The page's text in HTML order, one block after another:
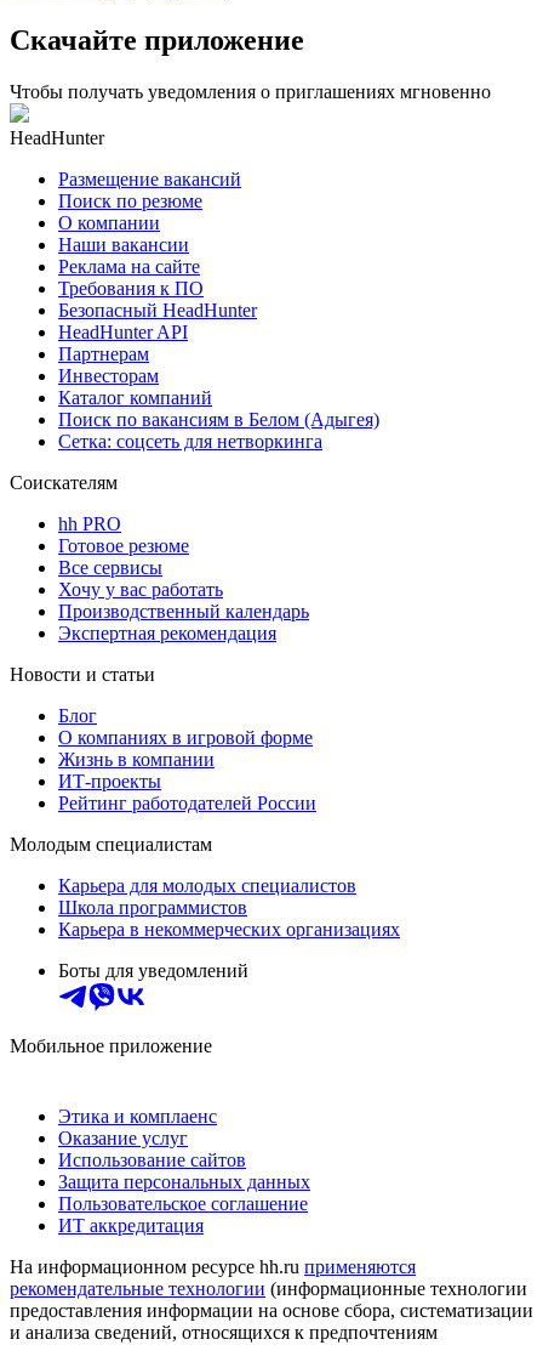
Скачайте приложение
Чтобы получать уведомления о приглашениях мгновенно
HeadHunter
Размещение вакансий
Поиск по резюме
О компании
Наши вакансии
Реклама на сайте
Требования к ПО
Безопасный HeadHunter
HeadHunter API
Партнерам
Инвесторам
Каталог компаний
Поиск по вакансиям в Белом (Адыгея)
Сетка: соцсеть для нетворкинга
Соискателям
hh PRO
Готовое резюме
Все сервисы
Хочу у вас работать
Производственный календарь
Экспертная рекомендация
Новости и статьи
Блог
О компаниях в игровой форме
Жизнь в компании
ИТ-проекты
Рейтинг работодателей России
Молодым специалистам
Карьера для молодых специалистов
Школа программистов
Карьера в некоммерческих организациях
Боты для уведомлений
Мобильное приложение
Этика и комплаенс
Оказание услуг
Использование сайтов
Защита персональных данных
Пользовательское соглашение
ИТ аккредитация
На информационном ресурсе hh.ru применяются
рекомендательные технологии (информационные технологии
предоставления информации на основе сбора, систематизации
и анализа сведений, относящихся к предпочтениям